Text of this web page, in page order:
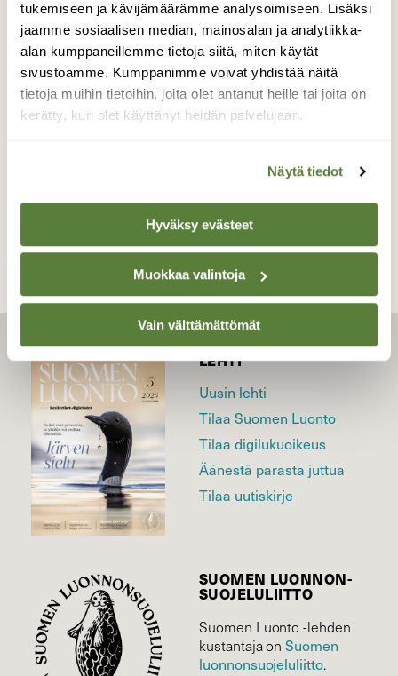
tukemiseen ja kävijämäärämme analysoimiseen. Lisäksi
jaamme sosiaalisen median, mainosalan ja analytiikka-
alan kumppaneillemme tietoja siitä, miten käytät
sivustoamme. Kumppanimme voivat yhdistää näitä
tietoja muihin tietoihin, joita olet antanut heille tai joita on
kerätty, kun olet käyttänyt heidän palvelujaan.
Näytä tiedot
Hyväksy evästeet
Muokkaa valintoja
Vain välttämättömät
Kaunis kevätpäivä
Taustalla osittain jäässä oleva Näsijärvi.
Myös kuu häämöttää taivaalla.
Valokuvaaja: Ari Branthin, Ylöjärvi 20.4.2021
LEHTI
Uusin lehti
Tilaa Suomen Luonto
Tilaa digilukuoikeus
Äänestä parasta juttua
Tilaa uutiskirje
SUOMEN LUONNON­
SUOJELU­LIITTO
Suomen Luonto -lehden
kustantaja onSuomen
luonnonsuojelu­liitto.